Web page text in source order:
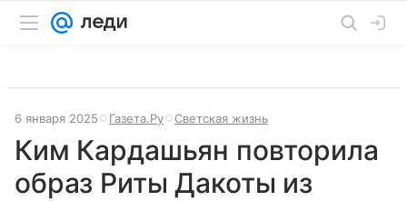
6 января 2025 Газета.Ру Светская жизнь
Ким Кардашьян повторила
образ Риты Дакоты из